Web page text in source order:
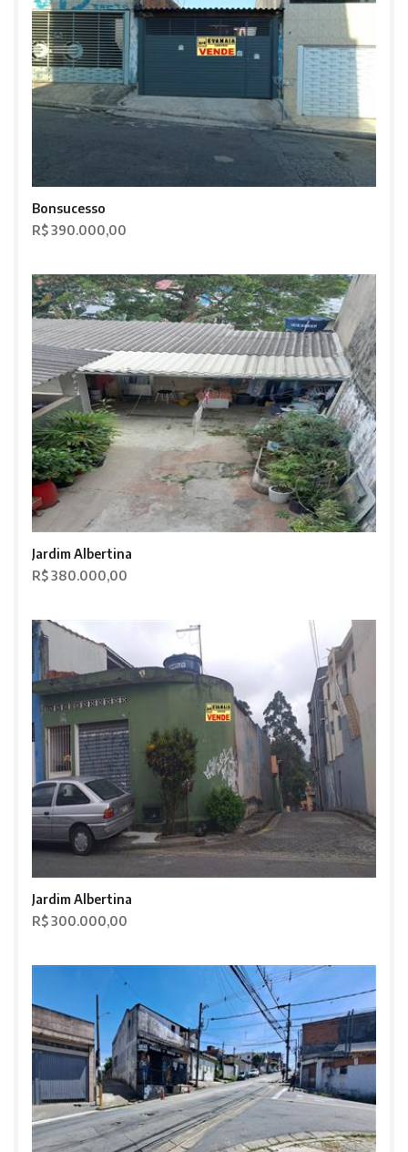
Bonsucesso
R$ 390.000,00
Jardim Albertina
R$ 380.000,00
Jardim Albertina
R$ 300.000,00